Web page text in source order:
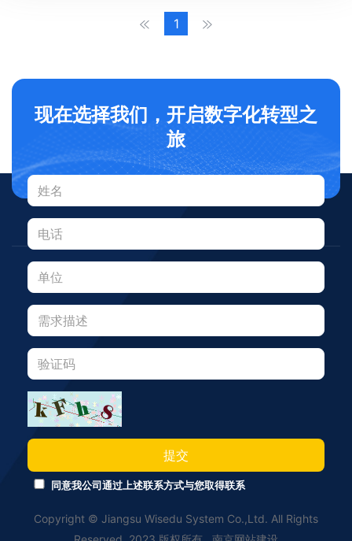
1
现在选择我们，开启数字化转型之
旅
提交
同意我公司通过上述联系方式与您取得联系
Copyright © Jiangsu Wisedu System Co.,Ltd. All Rights